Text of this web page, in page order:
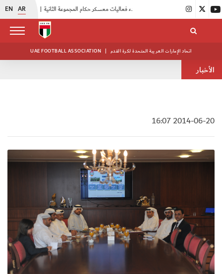
EN AR |
UAE FOOTBALL ASSOCIATION | اتحاد الإمارات العربية المتحدة لكرة القدم
الأخبار
2014-06-20 16:07